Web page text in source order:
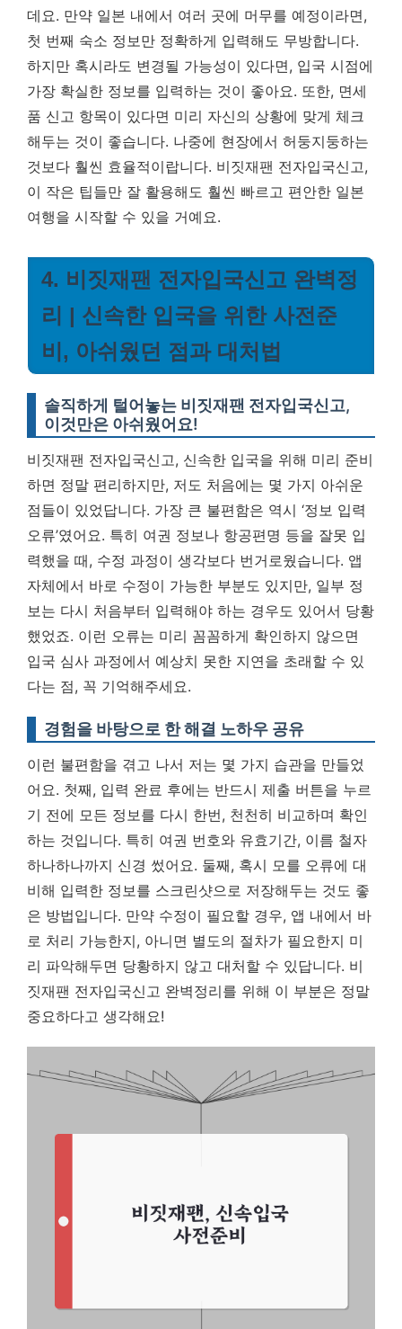
데요. 만약 일본 내에서 여러 곳에 머무를 예정이라면,
첫 번째 숙소 정보만 정확하게 입력해도 무방합니다.
하지만 혹시라도 변경될 가능성이 있다면, 입국 시점에
가장 확실한 정보를 입력하는 것이 좋아요. 또한, 면세
품 신고 항목이 있다면 미리 자신의 상황에 맞게 체크
해두는 것이 좋습니다. 나중에 현장에서 허둥지둥하는
것보다 훨씬 효율적이랍니다. 비짓재팬 전자입국신고,
이 작은 팁들만 잘 활용해도 훨씬 빠르고 편안한 일본
여행을 시작할 수 있을 거예요.
4. 비짓재팬 전자입국신고 완벽정
리 | 신속한 입국을 위한 사전준
비, 아쉬웠던 점과 대처법
솔직하게 털어놓는 비짓재팬 전자입국신고,
이것만은 아쉬웠어요!
비짓재팬 전자입국신고, 신속한 입국을 위해 미리 준비
하면 정말 편리하지만, 저도 처음에는 몇 가지 아쉬운
점들이 있었답니다. 가장 큰 불편함은 역시 ‘정보 입력
오류’였어요. 특히 여권 정보나 항공편명 등을 잘못 입
력했을 때, 수정 과정이 생각보다 번거로웠습니다. 앱
자체에서 바로 수정이 가능한 부분도 있지만, 일부 정
보는 다시 처음부터 입력해야 하는 경우도 있어서 당황
했었죠. 이런 오류는 미리 꼼꼼하게 확인하지 않으면
입국 심사 과정에서 예상치 못한 지연을 초래할 수 있
다는 점, 꼭 기억해주세요.
경험을 바탕으로 한 해결 노하우 공유
이런 불편함을 겪고 나서 저는 몇 가지 습관을 만들었
어요. 첫째, 입력 완료 후에는 반드시 제출 버튼을 누르
기 전에 모든 정보를 다시 한번, 천천히 비교하며 확인
하는 것입니다. 특히 여권 번호와 유효기간, 이름 철자
하나하나까지 신경 썼어요. 둘째, 혹시 모를 오류에 대
비해 입력한 정보를 스크린샷으로 저장해두는 것도 좋
은 방법입니다. 만약 수정이 필요할 경우, 앱 내에서 바
로 처리 가능한지, 아니면 별도의 절차가 필요한지 미
리 파악해두면 당황하지 않고 대처할 수 있답니다. 비
짓재팬 전자입국신고 완벽정리를 위해 이 부분은 정말
중요하다고 생각해요!